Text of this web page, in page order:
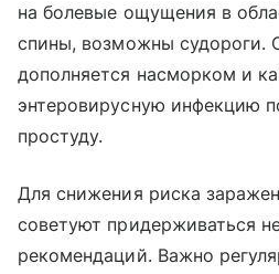
на болевые ощущения в
спины, возможны судороги.
дополняется насморком и
энтеровирусную инфекцию
простуду.
Для снижения риска
советуют придерживаться
рекомендаций. Важно